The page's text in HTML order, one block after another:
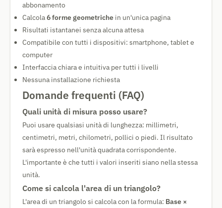
abbonamento
Calcola6 forme geometriche in un'unica pagina
Risultati istantanei senza alcuna attesa
Compatibile con tutti i dispositivi: smartphone, tablet e
computer
Interfaccia chiara e intuitiva per tutti i livelli
Nessuna installazione richiesta
Domande frequenti (FAQ)
Quali unità di misura posso usare?
Puoi usare qualsiasi unità di lunghezza: millimetri,
centimetri, metri, chilometri, pollici o piedi. Il risultato
sarà espresso nell'unità quadrata corrispondente.
L'importante è che tutti i valori inseriti siano nella stessa
unità.
Come si calcola l'area di un triangolo?
L'area di un triangolo si calcola con la formula: Base ×